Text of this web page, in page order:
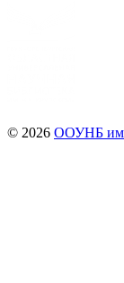
© 2026 ООУНБ им.